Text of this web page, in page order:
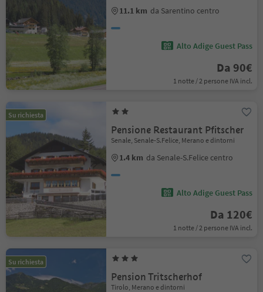
11.1 km da Sarentino centro
Alto Adige Guest Pass
Da 90€
1 notte / 2 persone IVA incl.
Su richiesta
Pensione Restaurant Pfitscher
Senale, Senale-S.Felice, Merano e dintorni
1.4 km da Senale-S.Felice centro
Alto Adige Guest Pass
Da 120€
1 notte / 2 persone IVA incl.
Su richiesta
Pension Tritscherhof
Tirolo, Merano e dintorni